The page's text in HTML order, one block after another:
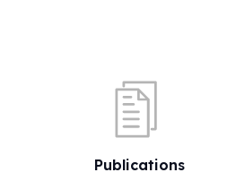
Publications